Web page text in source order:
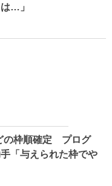
…」
の枠順確定 プログ
「与えられた枠でや